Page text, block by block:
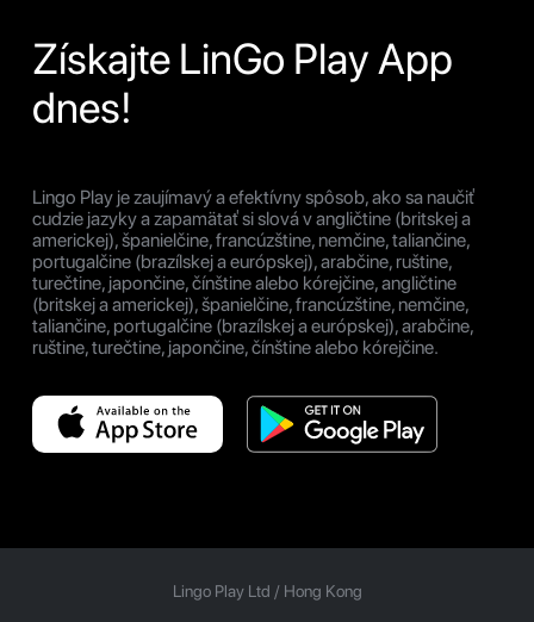
Získajte LinGo Play App
dnes!
Lingo Play je zaujímavý a efektívny spôsob, ako sa naučiť
cudzie jazyky a zapamätať si slová v angličtine (britskej a
americkej), španielčine, francúzštine, nemčine, taliančine,
portugalčine (brazílskej a európskej), arabčine, ruštine,
turečtine, japončine, čínštine alebo kórejčine, angličtine
(britskej a americkej), španielčine, francúzštine, nemčine,
taliančine, portugalčine (brazílskej a európskej), arabčine,
ruštine, turečtine, japončine, čínštine alebo kórejčine.
Lingo Play Ltd / Hong Kong